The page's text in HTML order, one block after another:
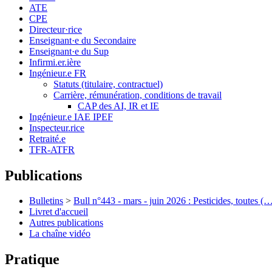
ATE
CPE
Directeur·rice
Enseignant·e du Secondaire
Enseignant·e du Sup
Infirmi.er.ière
Ingénieur.e FR
Statuts (titulaire, contractuel)
Carrière, rémunération, conditions de travail
CAP des AI, IR et IE
Ingénieur.e IAE IPEF
Inspecteur.rice
Retraité.e
TFR-ATFR
Publications
Bulletins > Bull n°443 - mars - juin 2026 : Pesticides, toutes
Livret d'accueil
Autres publications
La chaîne vidéo
Pratique